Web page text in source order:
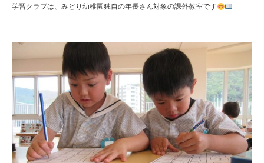
人
田
園
学習クラブは、みどり幼稚園独自の年長さん対象の課外教室です